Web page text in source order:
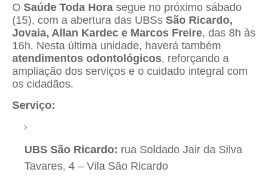
O Saúde Toda Hora segue no próximo sábado
(15), com a abertura das UBSs São Ricardo,
Jovaia, Allan Kardec e Marcos Freire, das 8h às
16h. Nesta última unidade, haverá também
atendimentos odontológicos, reforçando a
ampliação dos serviços e o cuidado integral com
os cidadãos.
Serviço:
UBS São Ricardo: rua Soldado Jair da Silva
Tavares, 4 – Vila São Ricardo